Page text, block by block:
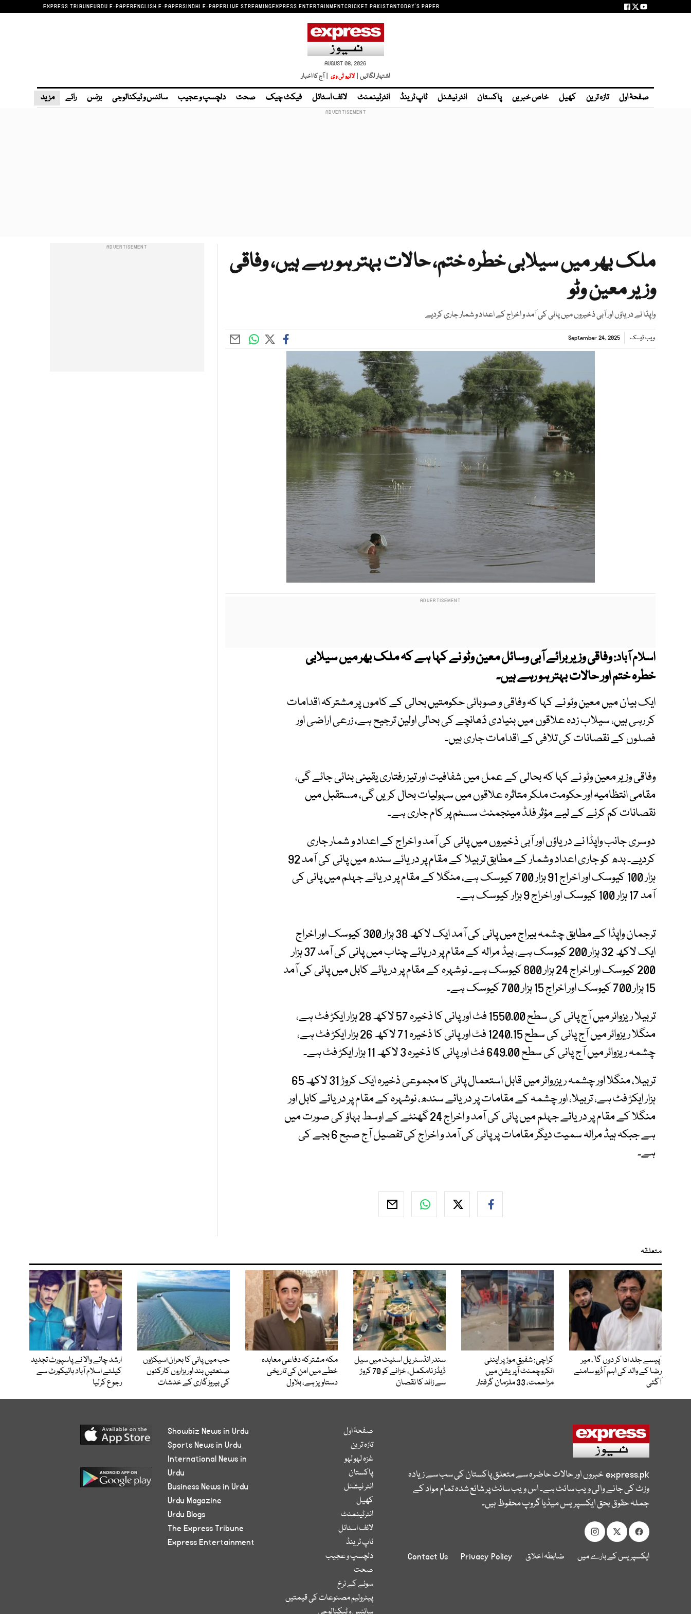
EXPRESS TRIBUNEURDU E-PAPERENGLISH E-PAPERSINDHI E-PAPERLIVE STREAMINGEXPRESS ENTERTAINMENTCRICKET PAKISTANTODAY'S PAPER
AUGUST 08, 2026
اشتہار لگائیں | لائیو ٹی وی | آج کا اخبار
صفحۂ اول تازہ ترین کھیل خاص خبریں پاکستان انٹر نیشنل ٹاپ ٹرینڈ انٹرٹینمنٹ لائف اسٹائل فیکٹ چیک صحت دلچسپ و عجیب سائنس و ٹیکنالوجی بزنس رائے مزید
ملک بھر میں سیلابی خطرہ ختم، حالات بہتر ہو رہے ہیں، وفاقی
وزیر معین وٹو
واپڈا نے دریاؤں اور آبی ذخیروں میں پانی کی آمد و اخراج کے اعداد و شمار جاری کردیے
ویب ڈیسک September 24, 2025
اسلام آباد:وفاقی وزیر برائے آبی وسائل معین وٹو نے کہا ہے کہ ملک بھر میں سیلابی
خطرہ ختم اور حالات بہتر ہو رہے ہیں۔
ایک بیان میں معین وٹو نے کہا کہ وفاقی و صوبائی حکومتیں بحالی کے کاموں پر مشترکہ اقدامات
کر رہی ہیں، سیلاب زدہ علاقوں میں بنیادی ڈھانچے کی بحالی اولین ترجیح ہے، زرعی اراضی اور
فصلوں کے نقصانات کی تلافی کے اقدامات جاری ہیں۔
وفاقی وزیر معین وٹو نے کہا کہ بحالی کے عمل میں شفافیت اور تیز رفتاری یقینی بنائی جائے گی،
مقامی انتظامیہ اور حکومت ملکر متاثرہ علاقوں میں سہولیات بحال کریں گی، مستقبل میں
نقصانات کم کرنے کے لیے مؤثر فلڈ مینجمنٹ سسٹم پر کام جاری ہے۔
دوسری جانب واپڈا نے دریاؤں اور آبی ذخیروں میں پانی کی آمد و اخراج کے اعداد و شمار جاری
کردیے۔ بدھ کو جاری اعداد وشمار کے مطابق تربیلا کے مقام پر دریائے سندھ میں پانی کی آمد 92
ہزار 100 کیوسک اور اخراج 91 ہزار 700 کیوسک ہے، منگلا کے مقام پر دریائے جہلم میں پانی کی
آمد 17 ہزار 100 کیوسک اور اخراج 9 ہزار کیوسک ہے۔
ترجمان واپڈا کے مطابق چشمہ بیراج میں پانی کی آمد ایک لاکھ 38 ہزار 300 کیوسک اور اخراج
ایک لاکھ 32 ہزار 200 کیوسک ہے، ہیڈ مرالہ کے مقام پر دریائے چناب میں پانی کی آمد 37 ہزار
200 کیوسک اور اخراج 24 ہزار 800 کیوسک ہے۔ نوشہرہ کے مقام پر دریائے کابل میں پانی کی آمد
15 ہزار 700 کیوسک اور اخراج 15 ہزار 700 کیوسک ہے۔
تربیلا ریزوائر میں آج پانی کی سطح 1550.00 فٹ اور پانی کا ذخیرہ 57 لاکھ 28 ہزار ایکڑ فٹ ہے،
منگلا ریزوائر میں آج پانی کی سطح 1240.15 فٹ اور پانی کا ذخیرہ 71 لاکھ 26 ہزار ایکڑ فٹ ہے،
چشمہ ریزوائر میں آج پانی کی سطح 649.00 فٹ اور پانی کا ذخیرہ 3 لاکھ 11 ہزار ایکڑ فٹ ہے۔
تربیلا، منگلا اور چشمہ ریزروائر میں قابل استعمال پانی کا مجموعی ذخیرہ ایک کروڑ 31 لاکھ 65
ہزار ایکڑ فٹ ہے، تربیلا، اور چشمہ کے مقامات پر دریائے سندھ، نوشہرہ کے مقام پر دریائے کابل اور
منگلا کے مقام پر دریائے جہلم میں پانی کی آمد و اخراج 24 گھنٹے کے اوسط بہاؤ کی صورت میں
ہے جبکہ ہیڈ مرالہ سمیت دیگر مقامات پر پانی کی آمد و اخراج کی تفصیل آج صبح 6 بجے کی
ہے۔
متعلقہ
’پیسے جلد ادا کر دوں گا‘، میر
رضا کے والد کی اہم آڈیو سامنے
آگئی
کراچی: شفیق موڑ پر اینٹی
انکروچمنٹ آپریشن میں
مزاحمت، 33 ملزمان گرفتار
سندر انڈسٹریل اسٹیٹ میں سیل
ڈیڈز نامکمل، خزانے کو 70 کروڑ
سے زائد کا نقصان
مکہ مشترکہ دفاعی معاہدہ
خطے میں امن کی تاریخی
دستاویز ہے، بلاول
حب میں پانی کا بحران؛سیکڑوں
صنعتیں بند اور ہزاروں کارکنوں
کی بیروزگاری کے خدشات
ارشد چائے والا نے پاسپورٹ تجدید
کیلئے اسلام آباد ہائیکورٹ سے
رجوع کرلیا
express.pkخبروں اور حالات حاضرہ سے متعلق پاکستان کی سب سے زیادہ
وزٹ کی جانے والی ویب سائٹ ہے۔ اس ویب سائٹ پر شائع شدہ تمام مواد کے
جملہ حقوق بحق ایکسپریس میڈیا گروپ محفوظ ہیں۔
ایکسپریس کے بارے میں ضابطہ اخلاق Privacy Policy
Contact Us
صفحۂ اول
تازہ ترین
غزہ لہو لہو
پاکستان
انٹر نیشنل
کھیل
انٹرٹینمنٹ
لائف اسٹائل
ٹاپ ٹرینڈ
دلچسپ و عجیب
صحت
سونے کے نرخ
پیٹرولیم مصنوعات کی قیمتیں
Showbiz News in Urdu
Sports News in Urdu
International News in
Urdu
Business News in Urdu
Urdu Magazine
Urdu Blogs
The Express Tribune
Express Entertainment